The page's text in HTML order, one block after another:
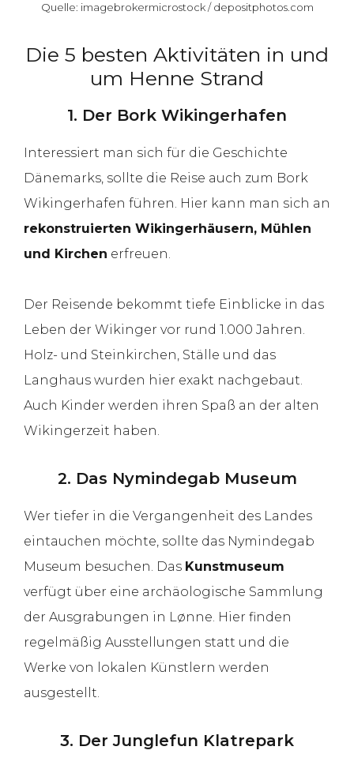
Quelle: imagebrokermicrostock / depositphotos.com
Die 5 besten Aktivitäten in und
um Henne Strand
1. Der Bork Wikingerhafen
Interessiert man sich für die Geschichte
Dänemarks, sollte die Reise auch zum Bork
Wikingerhafen führen. Hier kann man sich an
rekonstruierten Wikingerhäusern, Mühlen
und Kirchen erfreuen.
Der Reisende bekommt tiefe Einblicke in das
Leben der Wikinger vor rund 1.000 Jahren.
Holz- und Steinkirchen, Ställe und das
Langhaus wurden hier exakt nachgebaut.
Auch Kinder werden ihren Spaß an der alten
Wikingerzeit haben.
2. Das Nymindegab Museum
Wer tiefer in die Vergangenheit des Landes
eintauchen möchte, sollte das Nymindegab
Museum besuchen. Das Kunstmuseum
verfügt über eine archäologische Sammlung
der Ausgrabungen in Lønne. Hier finden
regelmäßig Ausstellungen statt und die
Werke von lokalen Künstlern werden
ausgestellt.
3. Der Junglefun Klatrepark